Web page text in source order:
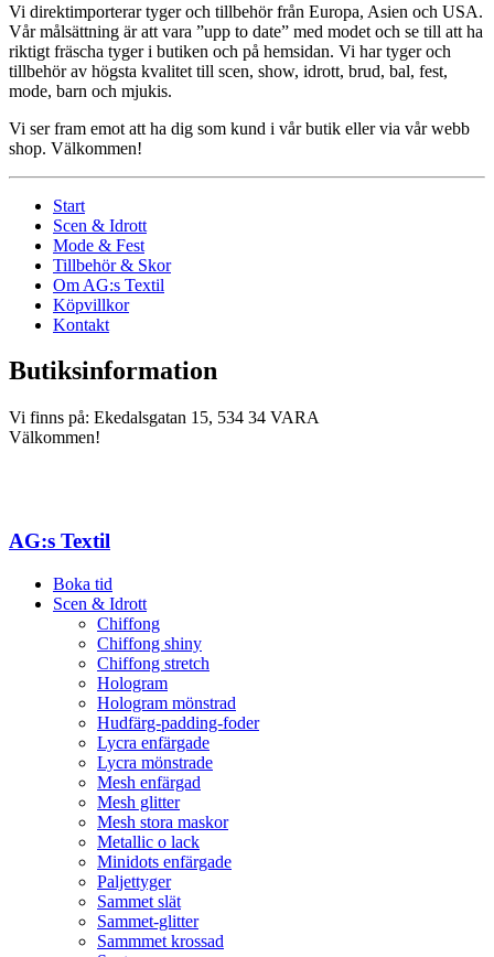
Vi direktimporterar tyger och tillbehör från Europa, Asien och USA.
Vår målsättning är att vara ”upp to date” med modet och se till att ha
riktigt fräscha tyger i butiken och på hemsidan. Vi har tyger och
tillbehör av högsta kvalitet till scen, show, idrott, brud, bal, fest,
mode, barn och mjukis.
Vi ser fram emot att ha dig som kund i vår butik eller via vår webb
shop. Välkommen!
Start
Scen & Idrott
Mode & Fest
Tillbehör & Skor
Om AG:s Textil
Köpvillkor
Kontakt
Butiksinformation
Vi finns på: Ekedalsgatan 15, 534 34 VARA
Välkommen!
AG:s Textil
Boka tid
Scen & Idrott
Chiffong
Chiffong shiny
Chiffong stretch
Hologram
Hologram mönstrad
Hudfärg-padding-foder
Lycra enfärgade
Lycra mönstrade
Mesh enfärgad
Mesh glitter
Mesh stora maskor
Metallic o lack
Minidots enfärgade
Paljettyger
Sammet slät
Sammet-glitter
Sammmet krossad